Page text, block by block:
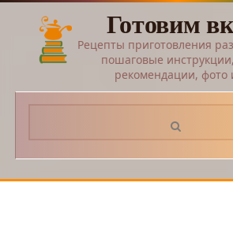
Перейти
контенту
Готовим
Рецепты приготовления
пошаговые
рекомендации, фото